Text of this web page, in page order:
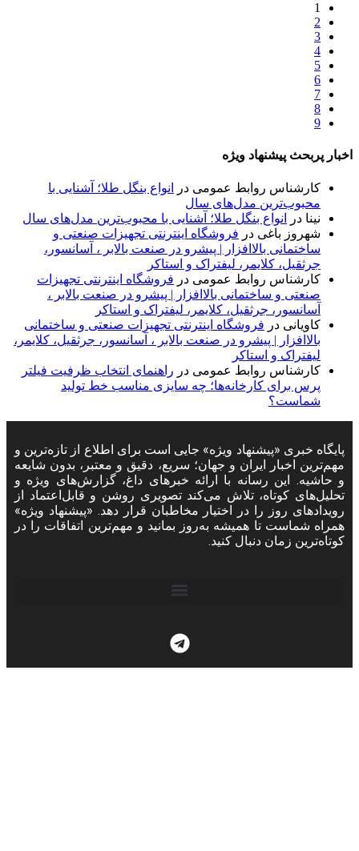
1
2
3
4
5
6
7
8
9
اخبار پربحث پیشنهاد ویژه
کارشناس روابط عمومی در
انواع بنگل طلا؛ آشنایی با
محبوب‌ترین مدل‌های سال
نینا در
انواع بنگل طلا؛ آشنایی با محبوب‌ترین مدل‌های سال
شهروز باغی در فروشگاه اینترنتی تجهیزات صنعتی و
ساختمانی بالاافزار | پیشرو در صنعت بالابر ، آسانسور،
جرثقیل، کلایمر، لیفتراک و استاکر
کارشناس روابط عمومی در فروشگاه اینترنتی تجهیزات
صنعتی و ساختمانی بالاافزار | پیشرو در صنعت بالابر ،
آسانسور، جرثقیل، کلایمر، لیفتراک و استاکر
کاویانی در فروشگاه اینترنتی تجهیزات صنعتی و ساختمانی
بالاافزار | پیشرو در صنعت بالابر ، آسانسور، جرثقیل، کلایمر،
لیفتراک و استاکر
کارشناس روابط عمومی در راهنمای انتخاب ظرفیت فیلتر
پرس برای کارخانه‌ها؛ چه سایزی مناسب خط تولید
شماست؟
پایگاه خبری «پیشنهاد ویژه» جایی است برای اطلاع از تازه‌ترین و
مهم‌ترین اخبار ایران و جهان؛ سریع، دقیق و معتبر، بدون شایعه
و حاشیه. این رسانه با ارائه خبرهای داغ، گزارش‌های ویژه و
تحلیل‌های کوتاه، تلاش می‌کند تصویری روشن و قابل‌اعتماد از
رویدادهای روز را در اختیار مخاطبان قرار دهد. «پیشنهاد ویژه»
همراه شماست تا همیشه به‌روز بمانید و مهم‌ترین اتفاقات را در
کوتاه‌ترین زمان دنبال کنید.